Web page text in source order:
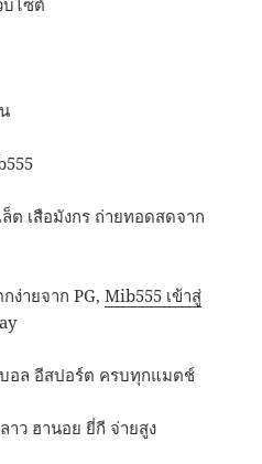
บไซต์
ต เสือมังกร ถ่ายทอดสดจาก
ง่ายจาก PG,Mib555 เข้าสู่
อล อีสปอร์ต ครบทุกแมตช์
าว ฮานอย ยี่กี จ่ายสูง